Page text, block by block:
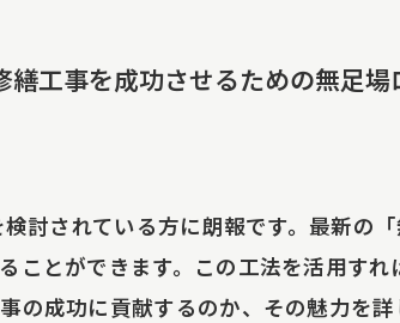
工事を成功させるための無足
討されている方に朗報です。最新の
ことができます。この工法を活用す
成功に貢献するのか、その魅力を詳